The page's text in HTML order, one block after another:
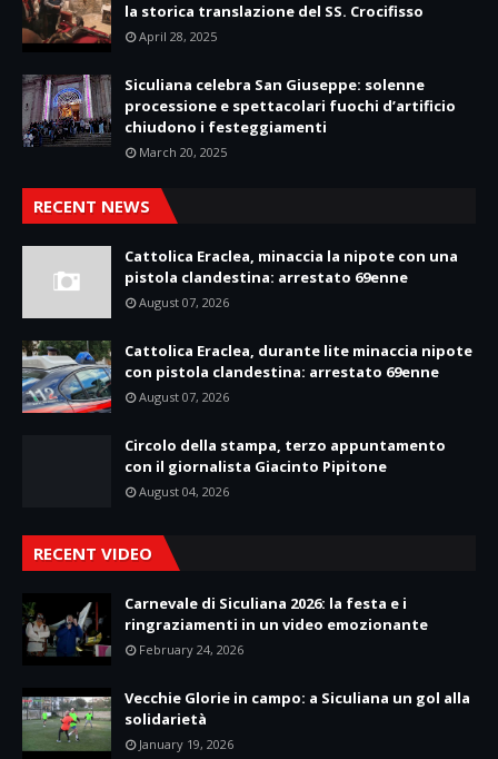
la storica translazione del SS. Crocifisso
April 28, 2025
Siculiana celebra San Giuseppe: solenne
processione e spettacolari fuochi d’artificio
chiudono i festeggiamenti
March 20, 2025
RECENT NEWS
Cattolica Eraclea, minaccia la nipote con una
pistola clandestina: arrestato 69enne
August 07, 2026
Cattolica Eraclea, durante lite minaccia nipote
con pistola clandestina: arrestato 69enne
August 07, 2026
Circolo della stampa, terzo appuntamento
con il giornalista Giacinto Pipitone
August 04, 2026
RECENT VIDEO
Carnevale di Siculiana 2026: la festa e i
ringraziamenti in un video emozionante
February 24, 2026
Vecchie Glorie in campo: a Siculiana un gol alla
solidarietà
January 19, 2026